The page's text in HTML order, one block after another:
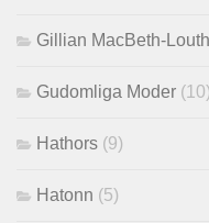
Gillian MacBeth-
Gudomliga Moder (10)
Hathors (9)
Hatonn (5)